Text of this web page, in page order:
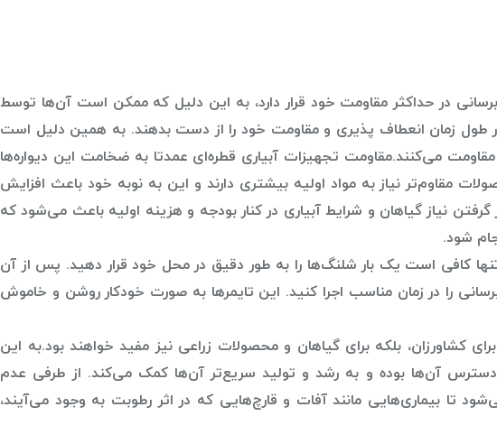
در حداکثر مقاومت خود قرار دارد، به این دلیل که ممکن است آن‌ها توسط
طول زمان انعطاف پذیری و مقاومت خود را از دست بدهند. به همین دلیل است
می‌کنند.مقاومت تجهیزات آبیاری قطره‌ای عمدتا به ضخامت این دیواره‌ها
مقاوم‌تر نیاز به مواد اولیه بیشتری دارند و این به نوبه خود باعث افزایش
نیاز گیاهان و شرایط آبیاری در کنار بودجه و هزینه اولیه باعث می‌شود که
شود.
کافی است یک بار شلنگ‌ها را به طور دقیق در محل خود قرار دهید. پس از آن
را در زمان مناسب اجرا کنید. این تایمرها به صورت خودکار روشن و خاموش
کشاورزان، بلکه برای گیاهان و محصولات زراعی نیز مفید خواهند بود.به این
دسترس آن‌ها بوده و به رشد و تولید سریع‌تر آن‌ها کمک می‌کند. از طرفی عدم
تا بیماری‌هایی مانند آفات و قارچ‌هایی که در اثر رطوبت به وجود می‌آیند،